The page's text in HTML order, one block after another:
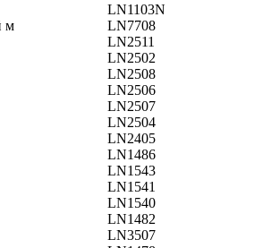
LN1103N
м
LN7708
LN2511
LN2502
LN2508
LN2506
LN2507
LN2504
LN2405
LN1486
LN1543
LN1541
LN1540
LN1482
LN3507